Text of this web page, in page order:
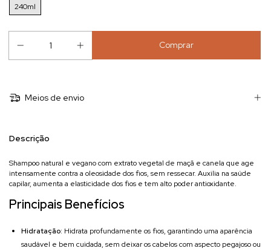
240ml
Meios de envio
Descrição
Shampoo natural e vegano com extrato vegetal de maçã e canela que age
intensamente contra a oleosidade dos fios, sem ressecar. Auxilia na saúde
capilar, aumenta a elasticidade dos fios e tem alto poder antioxidante.
Principais Benefícios
Hidratação: Hidrata profundamente os fios, garantindo uma aparência
saudável e bem cuidada, sem deixar os cabelos com aspecto pegajoso ou